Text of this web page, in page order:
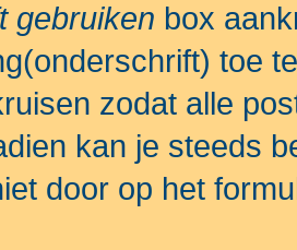
gebruiken box
toe
zodat alle
kan je steeds
door op het